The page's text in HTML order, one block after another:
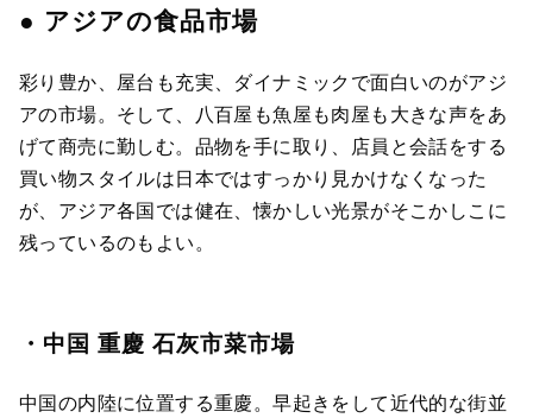
● アジアの食品市場
彩り豊か、屋台も充実、ダイナミックで面白いのがアジ
アの市場。そして、八百屋も魚屋も肉屋も大きな声をあ
げて商売に勤しむ。品物を手に取り、店員と会話をする
買い物スタイルは日本ではすっかり見かけなくなった
が、アジア各国では健在、懐かしい光景がそこかしこに
残っているのもよい。
・中国 重慶 石灰市菜市場
中国の内陸に位置する重慶。早起きをして近代的な街並